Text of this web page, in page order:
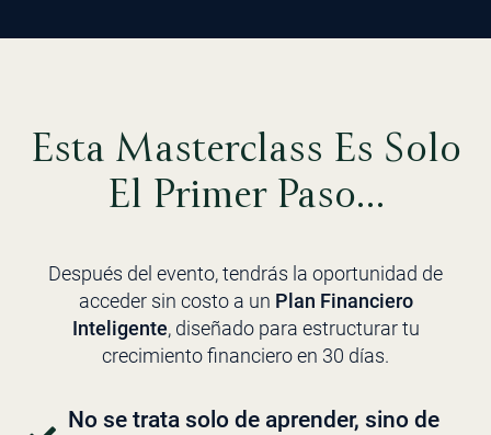
Esta Masterclass Es Solo
El Primer Paso…
Después del evento, tendrás la oportunidad de
acceder sin costo a un Plan Financiero
Inteligente, diseñado para estructurar tu
crecimiento financiero en 30 días.
No se trata solo de aprender, sino de